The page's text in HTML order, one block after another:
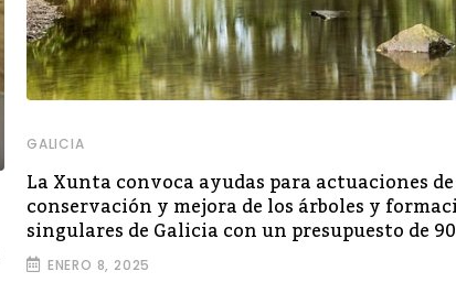
GALICIA
La Xunta convoca ayudas para actuaciones de
conservación y mejora de los árboles y
singulares de Galicia con un presupuesto de
ENERO 8, 2025